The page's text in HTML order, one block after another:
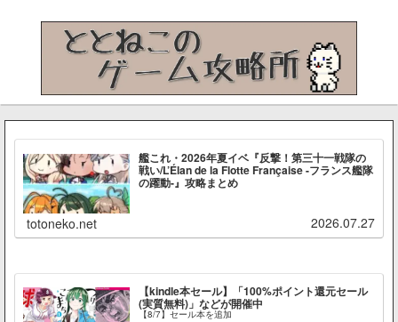
艦これ・2026年夏イベ『反撃！第三十一戦隊の
戦い/L’Élan de la Flotte Française -フランス艦隊
の躍動-』攻略まとめ
totoneko.net 2026.07.27
【kindle本セール】「100%ポイント還元セール
(実質無料)」などが開催中
【8/7】セール本を追加